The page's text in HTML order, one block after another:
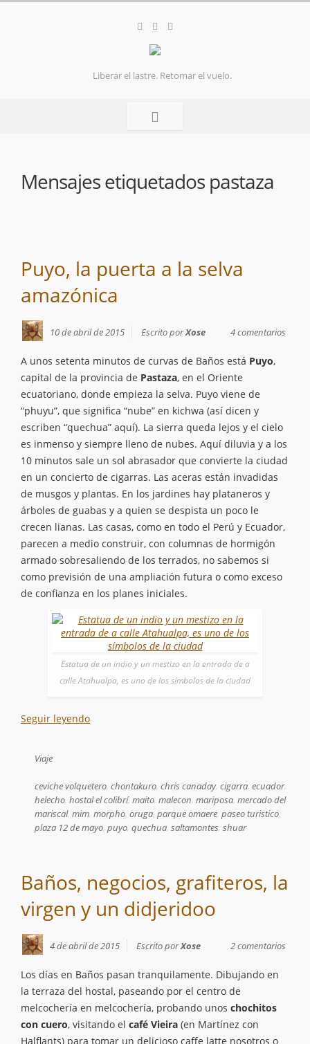
Liberar el lastre. Retomar el vuelo.
Mensajes etiquetados pastaza
Puyo, la puerta a la selva
amazónica
10 de abril de 2015 4 comentarios
Escrito porXose
A unos setenta minutos de curvas de Baños está Puyo,
capital de la provincia de Pastaza, en el Oriente
ecuatoriano, donde empieza la selva. Puyo viene de
“phuyu”, que significa “nube” en kichwa (así dicen y
escriben “quechua” aquí). La sierra queda lejos y el cielo
es inmenso y siempre lleno de nubes. Aquí diluvia y a los
10 minutos sale un sol abrasador que convierte la ciudad
en un concierto de cigarras. Las aceras están invadidas
de musgos y plantas. En los jardines hay plataneros y
árboles de guabas y a quien se despista un poco le
crecen lianas. Las casas, como en todo el Perú y Ecuador,
parecen a medio construir, con columnas de hormigón
armado sobresaliendo de los terrados, no sabemos si
como previsión de una ampliación futura o como exceso
de confianza en los planes iniciales.
Estatua de un indio y un mestizo en la entrada de a
calle Atahualpa, es uno de los símbolos de la ciudad
Seguir leyendo
Viaje
ceviche volquetero, chontakuro, chris canaday, cigarra, ecuador,
helecho, hostal el colibrí, maito, malecon, mariposa, mercado del
mariscal, mim, morpho, oruga, parque omaere, paseo turistico,
plaza 12 de mayo, puyo, quechua, saltamontes, shuar
Baños, negocios, grafiteros, la
virgen y un didjeridoo
4 de abril de 2015 2 comentarios
Escrito porXose
Los días en Baños pasan tranquilamente. Dibujando en
la terraza del hostal, paseando por el centro de
melcochería en melcochería, probando unos chochitos
con cuero, visitando el café Vieira (en Martínez con
Halflants) para tomar un delicioso caffe latte nosotros o